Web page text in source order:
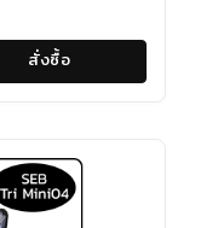
สั่งซื้อ